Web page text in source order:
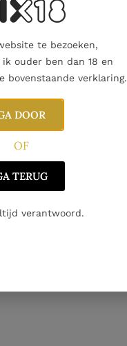
E-mail
te bezoeken,
ouder ben dan 18 en
bovenstaande verklaring.
DOOR
OF
TERUG
verantwoord.